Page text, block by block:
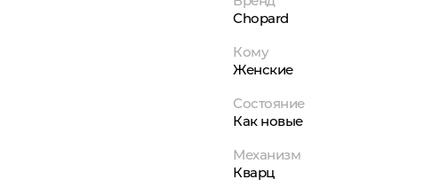
Chopard
Кому
Женские
Состояние
Как новые
Механизм
Кварц